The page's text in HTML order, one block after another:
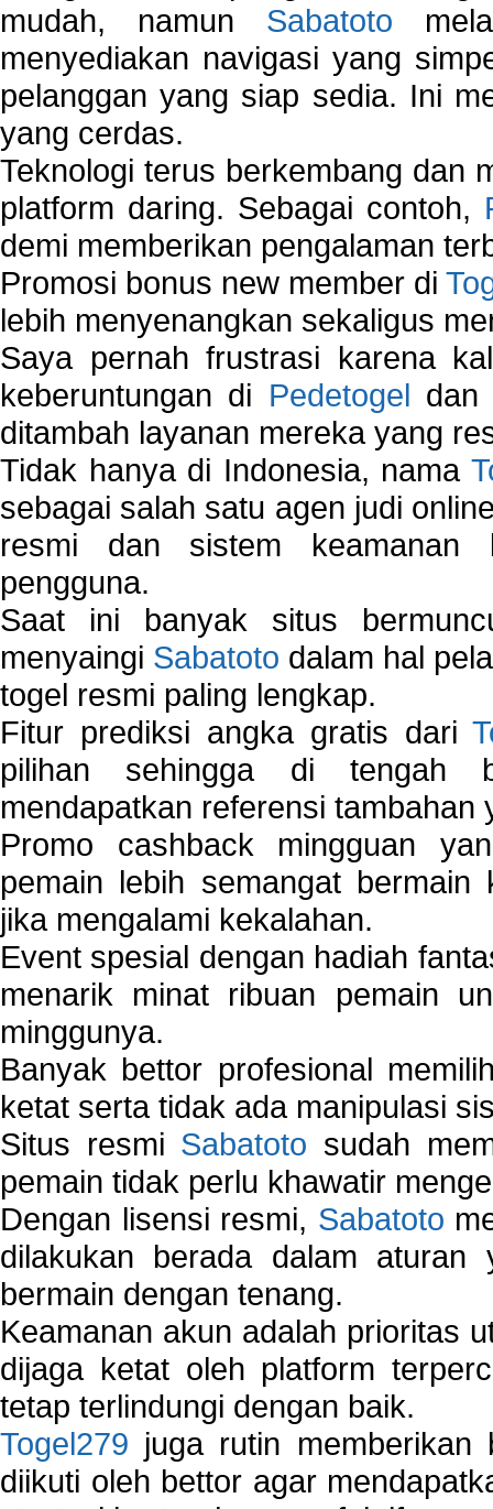
mudah, namun Sabatoto
menyediakan navigasi yang
pelanggan yang siap sedia. Ini
yang cerdas.
Teknologi terus berkembang dan
platform daring. Sebagai contoh,
demi memberikan pengalaman
Promosi bonus new member di
lebih menyenangkan sekaligus
Saya pernah frustrasi karena
keberuntungan di Pedetogel dan
ditambah layanan mereka yang
Tidak hanya di Indonesia, nama
sebagai salah satu agen judi
resmi dan sistem keamanan
pengguna.
Saat ini banyak situs
menyaingi Sabatoto dalam hal
togel resmi paling lengkap.
Fitur prediksi angka gratis dari
pilihan sehingga di tengah
mendapatkan referensi tambahan
Promo cashback mingguan
pemain lebih semangat bermain
jika mengalami kekalahan.
Event spesial dengan hadiah
menarik minat ribuan pemain
minggunya.
Banyak bettor profesional
ketat serta tidak ada manipulasi
Situs resmi Sabatoto sudah
pemain tidak perlu khawatir
Dengan lisensi resmi, Sabatoto
dilakukan berada dalam
bermain dengan tenang.
Keamanan akun adalah prioritas
dijaga ketat oleh platform
tetap terlindungi dengan baik.
Togel279 juga rutin
diikuti oleh bettor agar